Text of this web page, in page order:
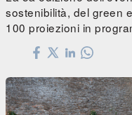
sostenibilità, del green
100 proiezioni in